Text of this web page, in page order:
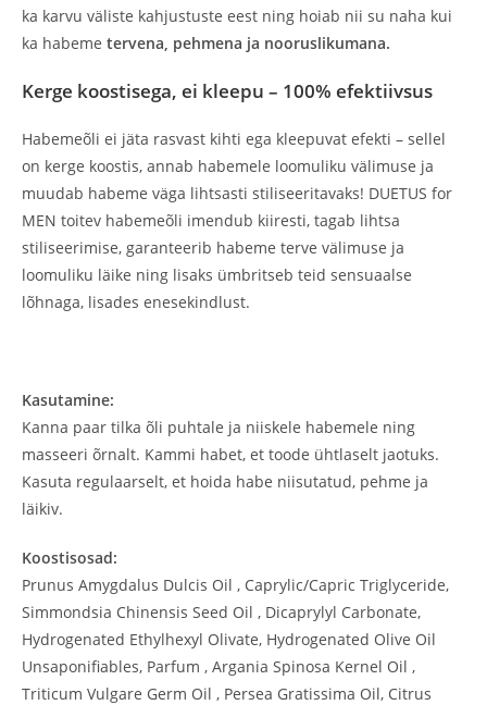
ka karvu väliste kahjustuste eest ning hoiab nii su naha kui
ka habeme tervena, pehmena ja nooruslikumana.
Kerge koostisega, ei kleepu – 100% efektiivsus
Habemeõli ei jäta rasvast kihti ega kleepuvat efekti – sellel
on kerge koostis, annab habemele loomuliku välimuse ja
muudab habeme väga lihtsasti stiliseeritavaks! DUETUS for
MEN toitev habemeõli imendub kiiresti, tagab lihtsa
stiliseerimise, garanteerib habeme terve välimuse ja
loomuliku läike ning lisaks ümbritseb teid sensuaalse
lõhnaga, lisades enesekindlust.
Kasutamine:
Kanna paar tilka õli puhtale ja niiskele habemele ning
masseeri õrnalt. Kammi habet, et toode ühtlaselt jaotuks.
Kasuta regulaarselt, et hoida habe niisutatud, pehme ja
läikiv.
Koostisosad:
Prunus Amygdalus Dulcis Oil , Caprylic/Capric Triglyceride,
Simmondsia Chinensis Seed Oil , Dicaprylyl Carbonate,
Hydrogenated Ethylhexyl Olivate, Hydrogenated Olive Oil
Unsaponifiables, Parfum , Argania Spinosa Kernel Oil ,
Triticum Vulgare Germ Oil , Persea Gratissima Oil, Citrus